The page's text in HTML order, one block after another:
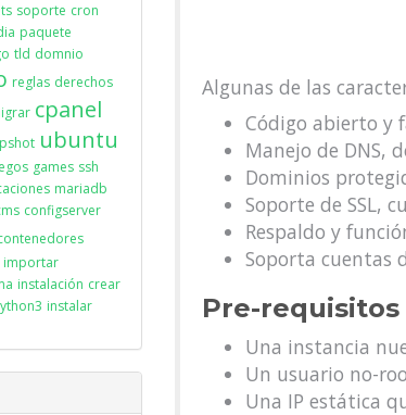
Algunas de las
Código abierto y
Manejo de DNS,
Dominios
Soporte de SSL,
Respaldo y
Soporta cuentas
Pre-requisitos
Una instancia
Un usuario no-
Una IP estática
soporte cron
paquete
tld domnio
reglas derechos
cpanel
ubuntu
games ssh
mariadb
configserver
importar
instalación crear
instalar